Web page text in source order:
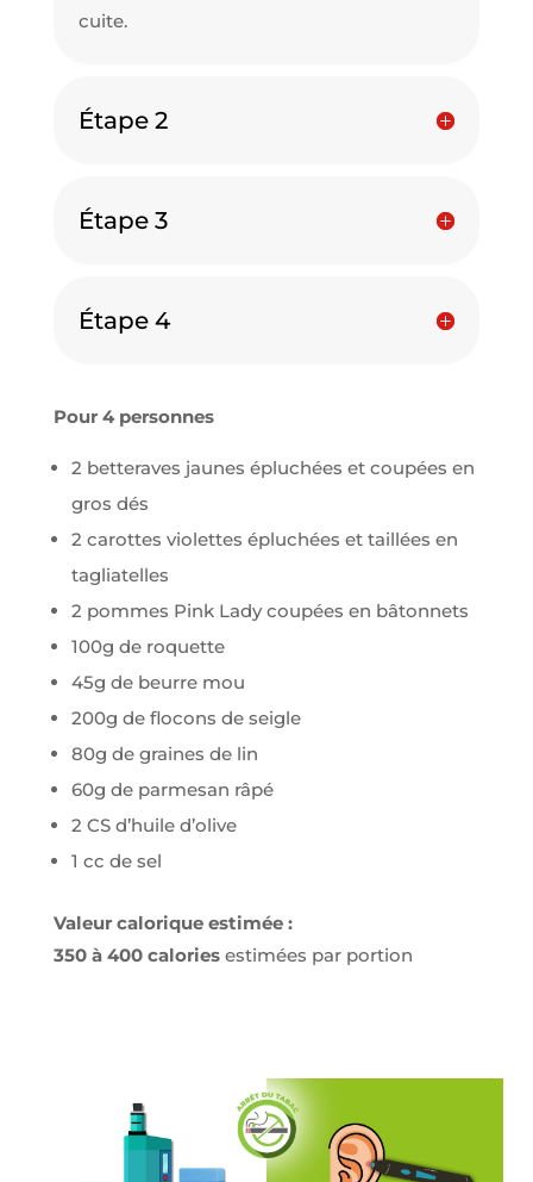
cuite.
Étape 2
Étape 3
Étape 4
Pour 4 personnes
2 betteraves jaunes épluchées et coupées en
gros dés
2 carottes violettes épluchées et taillées en
tagliatelles
2 pommes Pink Lady coupées en bâtonnets
100g de roquette
45g de beurre mou
200g de flocons de seigle
80g de graines de lin
60g de parmesan râpé
2 CS d’huile d’olive
1 cc de sel
Valeur calorique estimée :
350 à 400calories estimées par portion